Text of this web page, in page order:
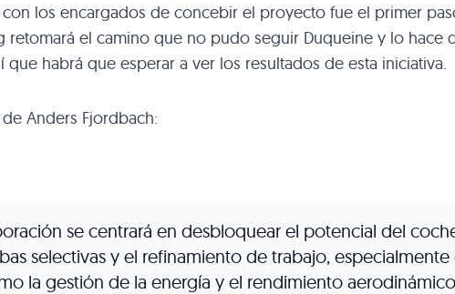
los encargados de concebir el proyecto fue el primer
retomará el camino que no pudo seguir Duqueine y lo hace
que habrá que esperar a ver los resultados de esta iniciativa.
Anders Fjordbach:
se centrará en desbloquear el potencial del
selectivas y el refinamiento de trabajo, especialmente
la gestión de la energía y el rendimiento